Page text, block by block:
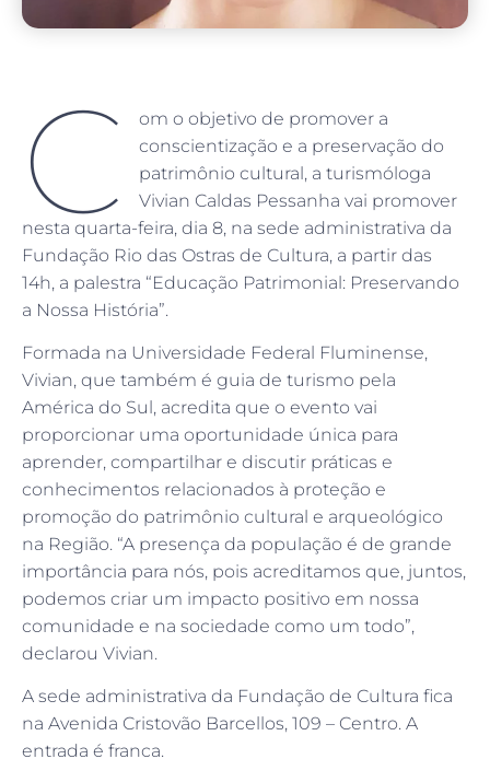
C
om o objetivo de promover a
conscientização e a preservação do
patrimônio cultural, a turismóloga
Vivian Caldas Pessanha vai promover
nesta quarta-feira, dia 8, na sede administrativa da
Fundação Rio das Ostras de Cultura, a partir das
14h, a palestra “Educação Patrimonial: Preservando
a Nossa História”.
Formada na Universidade Federal Fluminense,
Vivian, que também é guia de turismo pela
América do Sul, acredita que o evento vai
proporcionar uma oportunidade única para
aprender, compartilhar e discutir práticas e
conhecimentos relacionados à proteção e
promoção do patrimônio cultural e arqueológico
na Região. “A presença da população é de grande
importância para nós, pois acreditamos que, juntos,
podemos criar um impacto positivo em nossa
comunidade e na sociedade como um todo”,
declarou Vivian.
A sede administrativa da Fundação de Cultura fica
na Avenida Cristovão Barcellos, 109 – Centro. A
entrada é franca.